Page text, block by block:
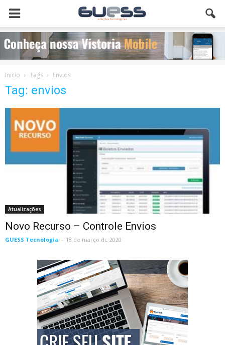
Inicio Tags Envios
Tag: envios
Atualizações
Novo Recurso – Controle Envios
GUESS Tecnologia - 18 de março de 2020